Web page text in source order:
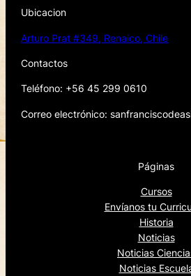
Ubicacion
Arturo Prat #349, Renaico, Chile
Contactos
Teléfono: +56 45 299 0610
Correo electrónico:
Páginas
Cursos
Envíanos tu
Historia
Noticias
Noticias
Noticias